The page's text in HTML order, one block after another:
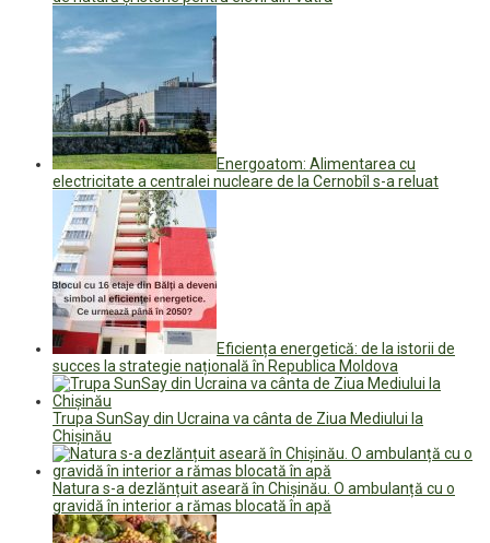
Energoatom: Alimentarea cu
electricitate a centralei nucleare de la Cernobîl s-a reluat
Eficiența energetică: de la istorii de
succes la strategie națională în Republica Moldova
Trupa SunSay din Ucraina va cânta de Ziua Mediului la
Chișinău
Natura s-a dezlănțuit aseară în Chișinău. O ambulanță cu o
gravidă în interior a rămas blocată în apă